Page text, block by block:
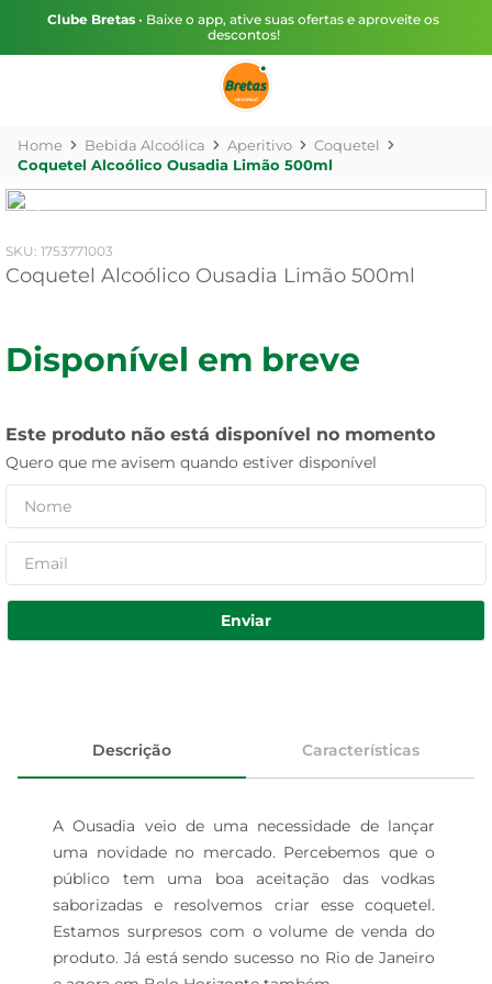
Clube Bretas • Baixe o app, ative suas ofertas e aproveite os
descontos!
Bebida Alcoólica Aperitivo
Coquetel
Coquetel Alcoólico Ousadia Limão 500ml
: 1753771003
Coquetel Alcoólico Ousadia Limão 500ml
Disponível em breve
Este produto não está disponível no momento
Quero que me avisem quando estiver disponível
Enviar
Descrição Características
A Ousadia veio de uma necessidade de lançar
uma novidade no mercado. Percebemos que o
público tem uma boa aceitação das vodkas
saborizadas e resolvemos criar esse coquetel.
Estamos surpresos com o volume de venda do
produto. Já está sendo sucesso no Rio de Janeiro